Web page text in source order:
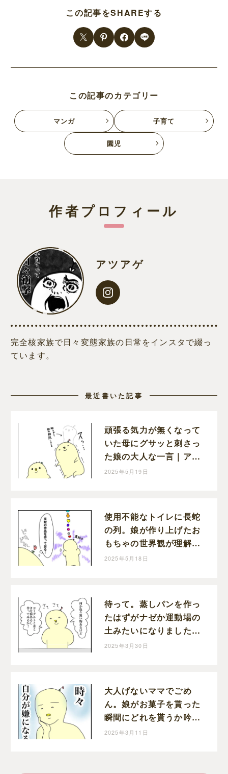
この記事をSHAREする
この記事のカテゴリー
マンガ 子育て
園児
作者プロフィール
アツアゲ
完全核家族で日々変態家族の日常をインスタで綴っ
ています。
最近書いた記事
頑張る気力が無くなって
いた母にグサッと刺さっ
た娘の大人な一言｜アツ
アゲの育児絵日記
2025年5月19日
使用不能なトイレに長蛇
の列。娘が作り上げたお
もちゃの世界観が理解不
能だった｜アツアゲの育
2025年5月18日
待って。蒸しパンを作っ
たはずがナゼか運動場の
土みたいになりました。
｜アツアゲの育児絵日記
2025年3月30日
大人げないママでごめ
ん。娘がお菓子を貰った
瞬間にどれを貰うか吟味
してしまう自分が嫌｜ア
2025年3月11日